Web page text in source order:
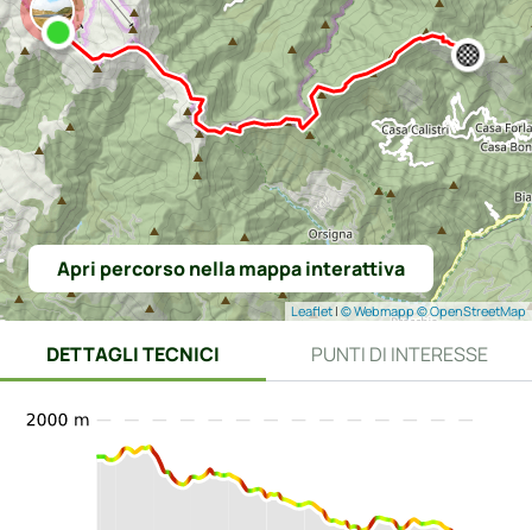
Apri percorso nella mappa interattiva
Leaflet | © Webmapp © OpenStreetMap
DETTAGLI TECNICI PUNTI DI INTERESSE